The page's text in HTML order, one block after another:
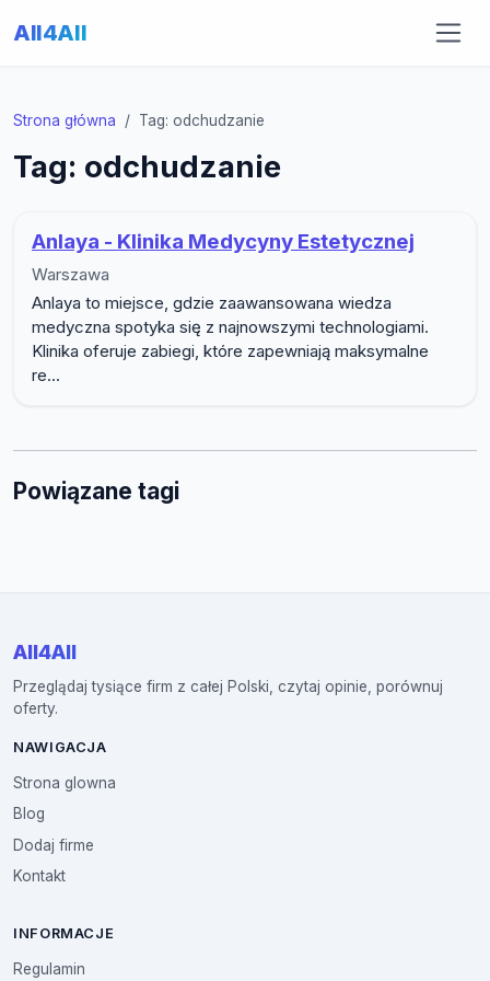
All4All
Strona główna Tag: odchudzanie
Tag: odchudzanie
Anlaya - Klinika Medycyny Estetycznej
Warszawa
Anlaya to miejsce, gdzie zaawansowana wiedza
medyczna spotyka się z najnowszymi technologiami.
Klinika oferuje zabiegi, które zapewniają maksymalne
re...
Powiązane tagi
All4All
Przeglądaj tysiące firm z całej Polski, czytaj opinie, porównuj
oferty.
NAWIGACJA
Strona glowna
Blog
Dodaj firme
Kontakt
INFORMACJE
Regulamin